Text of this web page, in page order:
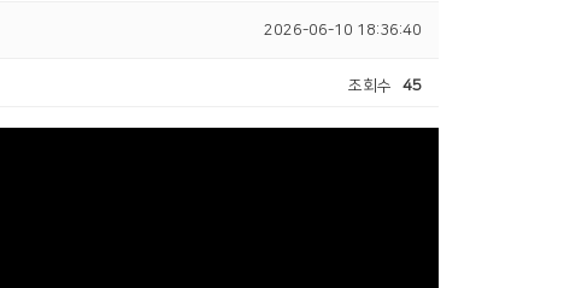
2026-06-10 18:36:40
조회수 45